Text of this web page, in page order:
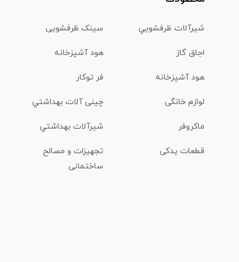
شیرآلات ظرفشويي سینک ظرفشویی
اجاق گاز هود آشپزخانه
هود آشپزخانه فر توکار
لوازم خانگی چینی آلات بهداشتي
ماكروفر شیرآلات بهداشتي
قطعات یدکی
تجهیزات و مصالح
ساختمانی